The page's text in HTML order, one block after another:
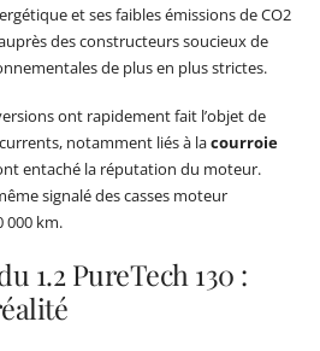
et ses faibles émissions de CO2
des constructeurs soucieux de
de plus en plus strictes.
ont rapidement fait l’objet de
notamment liés à lacourroie
entaché la réputation du moteur.
signalé des casses moteur
000 km.
1.2 PureTech 130 :